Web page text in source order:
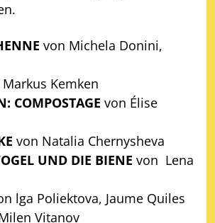
von Michela Donini,
Kemken
COMPOSTAGE von Élise
von Natalia Chernysheva
UND DIE BIENE von Lena
lga Poliektova, Jaume Quiles
Vitanov